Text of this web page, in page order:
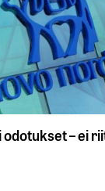
– ei